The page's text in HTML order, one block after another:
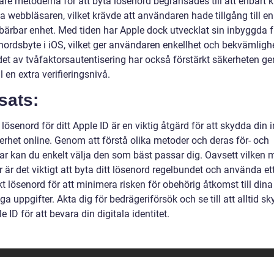
webbläsaren, vilket krävde att användaren hade tillgång till
enhet. Med tiden har Apple dock utvecklat sin inbyggda
i iOS, vilket ger användaren enkellhet och
av tvåfaktorsautentisering har också förstärkt säkerheten
en extra verifieringsnivå.
för ditt Apple ID är en viktig åtgärd för att skydda din
online. Genom att förstå olika metoder och deras för- och
kan du enkelt välja den som bäst passar dig. Oavsett vilken
är det viktigt att byta ditt lösenord regelbundet och använda
lösenord för att minimera risken för obehörig åtkomst till dina
uppgifter. Akta dig för bedrägeriförsök och se till att alltid
ID för att bevara din digitala identitet.